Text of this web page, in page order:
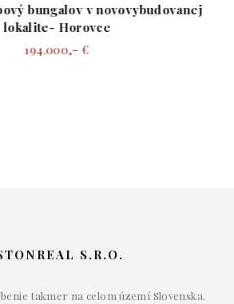
bungalov v novovybudovanej
lokalite- Horovce
194.000,- €
S.R.O.
takmer na celom území Slovenska.